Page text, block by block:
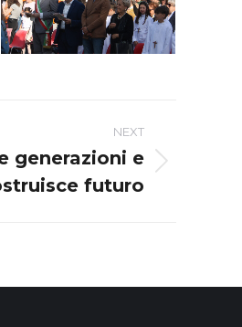
NEXT
generazioni e
futuro